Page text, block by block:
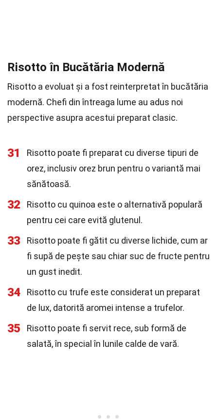
Risotto în Bucătăria Modernă
Risotto a evoluat și a fost reinterpretat în bucătăria
modernă. Chefi din întreaga lume au adus noi
perspective asupra acestui preparat clasic.
31
Risotto poate fi preparat cu diverse tipuri de
orez, inclusiv orez brun pentru o variantă mai
sănătoasă.
32
Risotto cu quinoa este o alternativă populară
pentru cei care evită glutenul.
33
Risotto poate fi gătit cu diverse lichide, cum ar
fi supă de pește sau chiar suc de fructe pentru
un gust inedit.
34
Risotto cu trufe este considerat un preparat
de lux, datorită aromei intense a trufelor.
35
Risotto poate fi servit rece, sub formă de
salată, în special în lunile calde de vară.